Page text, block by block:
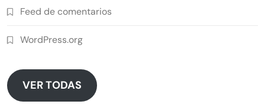
Feed de comentarios
WordPress.org
VER TODAS